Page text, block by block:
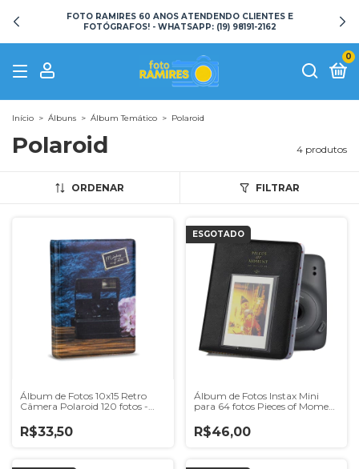
FOTO RAMIRES 60 ANOS ATENDENDO CLIENTES E
FOTÓGRAFOS! - WHATSAPP: (19) 98191-2162
0
Início > Álbuns > Álbum Temático > Polaroid
Polaroid 4 produtos
ORDENAR FILTRAR
Álbum de Fotos 10x15 Retro
Câmera Polaroid 120 fotos -
R$33,50
ESGOTADO
Álbum de Fotos Instax Mini
para 64 fotos Pieces of Moment
R$46,00